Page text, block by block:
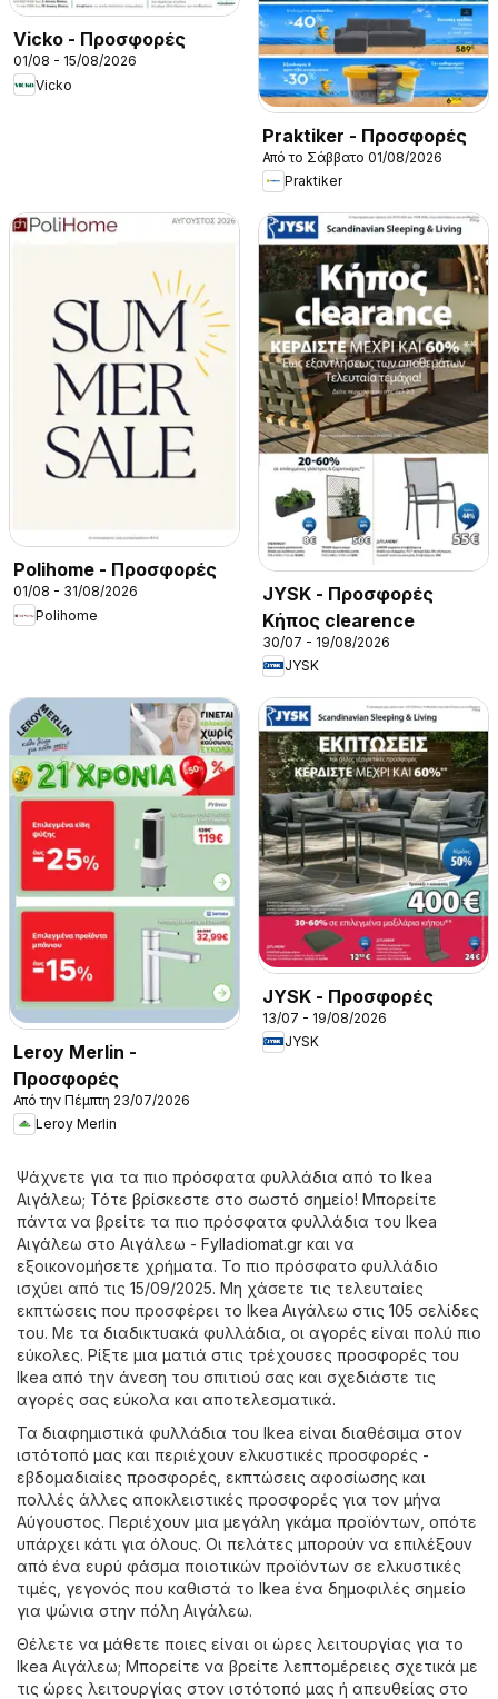
Vicko - Προσφορές
01/08 - 15/08/2026
Vicko
Praktiker - Προσφορές
Από το Σάββατο 01/08/2026
Praktiker
Polihome - Προσφορές
01/08 - 31/08/2026
Polihome
JYSK - Προσφορές
Κήπος clearence
30/07 - 19/08/2026
JYSK
Leroy Merlin -
Προσφορές
Από την Πέμπτη 23/07/2026
Leroy Merlin
JYSK - Προσφορές
13/07 - 19/08/2026
JYSK
Ψάχνετε για τα πιο πρόσφατα φυλλάδια από το Ikea
Αιγάλεω; Τότε βρίσκεστε στο σωστό σημείο! Μπορείτε
πάντα να βρείτε τα πιο πρόσφατα φυλλάδια του Ikea
Αιγάλεω στο Αιγάλεω - Fylladiomat.gr και να
εξοικονομήσετε χρήματα. Το πιο πρόσφατο φυλλάδιο
ισχύει από τις 15/09/2025. Μη χάσετε τις τελευταίες
εκπτώσεις που προσφέρει το Ikea Αιγάλεω στις 105 σελίδες
του. Με τα διαδικτυακά φυλλάδια, οι αγορές είναι πολύ πιο
εύκολες. Ρίξτε μια ματιά στις τρέχουσες προσφορές του
Ikea από την άνεση του σπιτιού σας και σχεδιάστε τις
αγορές σας εύκολα και αποτελεσματικά.
Τα διαφημιστικά φυλλάδια του Ikea είναι διαθέσιμα στον
ιστότοπό μας και περιέχουν ελκυστικές προσφορές -
εβδομαδιαίες προσφορές, εκπτώσεις αφοσίωσης και
πολλές άλλες αποκλειστικές προσφορές για τον μήνα
Αύγουστος. Περιέχουν μια μεγάλη γκάμα προϊόντων, οπότε
υπάρχει κάτι για όλους. Οι πελάτες μπορούν να επιλέξουν
από ένα ευρύ φάσμα ποιοτικών προϊόντων σε ελκυστικές
τιμές, γεγονός που καθιστά το Ikea ένα δημοφιλές σημείο
για ψώνια στην πόλη Αιγάλεω.
Θέλετε να μάθετε ποιες είναι οι ώρες λειτουργίας για το
Ikea Αιγάλεω; Μπορείτε να βρείτε λεπτομέρειες σχετικά με
τις ώρες λειτουργίας στον ιστότοπό μας ή απευθείας στο